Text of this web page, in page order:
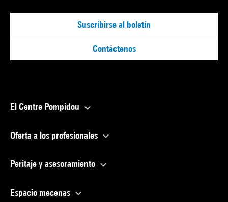
Suscribirse al boletín
Contáctenos
El Centre Pompidou
Oferta a los profesionales
Peritaje y asesoramiento
Espacio mecenas